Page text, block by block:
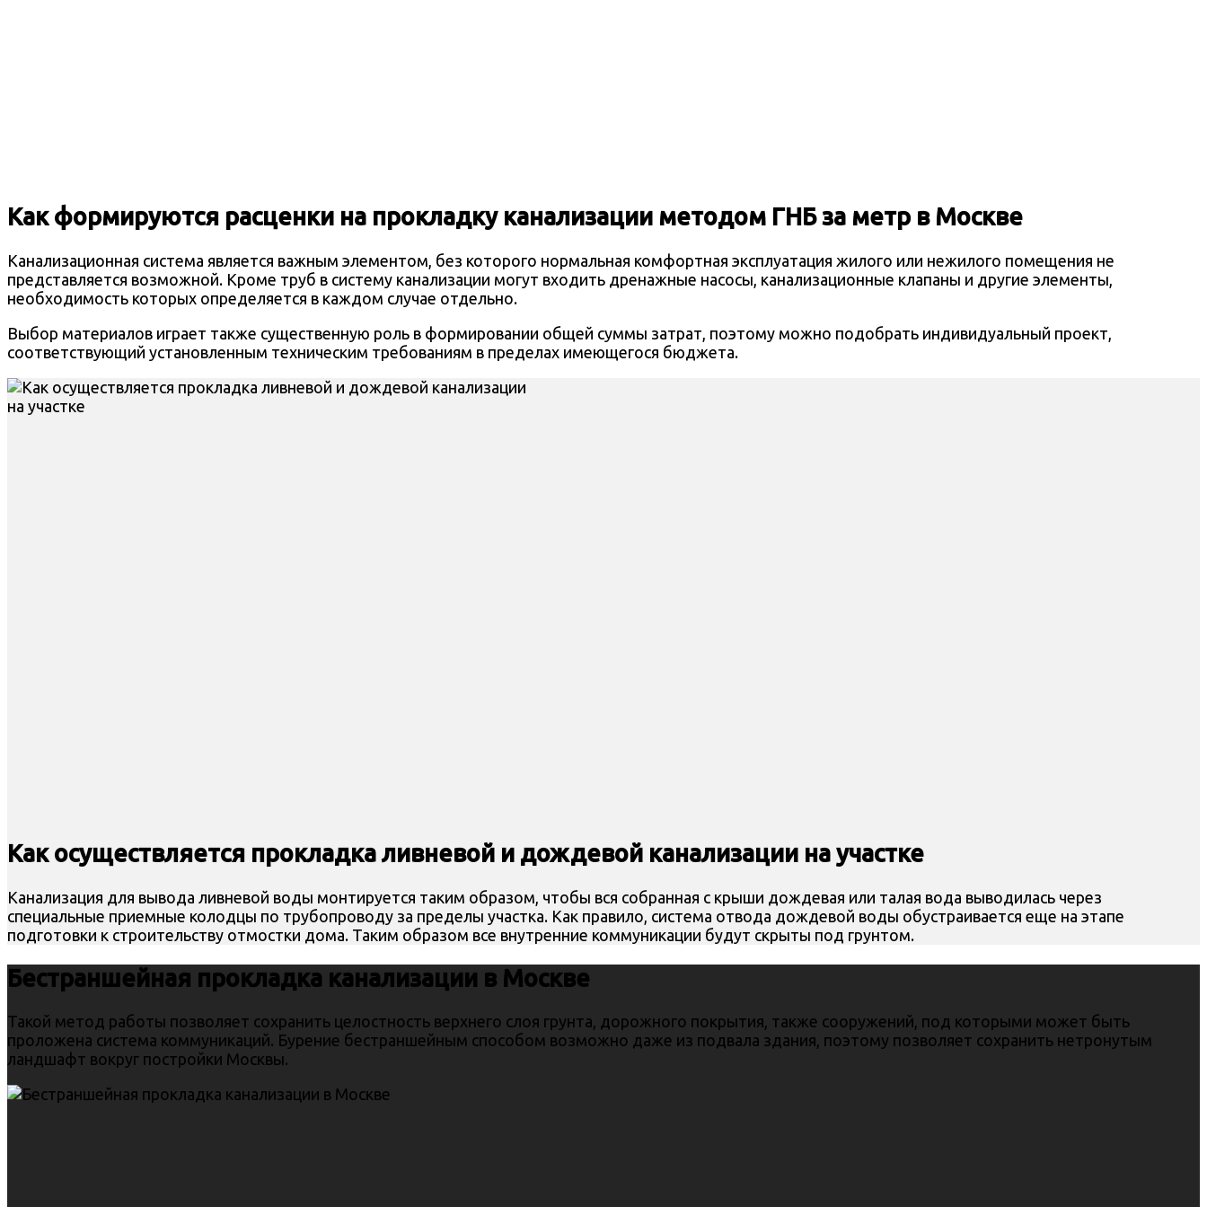
Как формируются расценки на прокладку канализации методом ГНБ за метр в Москве
Канализационная система является важным элементом, без которого нормальная комфортная эксплуатация жилого или нежилого помещения не
представляется возможной. Кроме труб в систему канализации могут входить дренажные насосы, канализационные клапаны и другие элементы,
необходимость которых определяется в каждом случае отдельно.
Выбор материалов играет также существенную роль в формировании общей суммы затрат, поэтому можно подобрать индивидуальный проект,
соответствующий установленным техническим требованиям в пределах имеющегося бюджета.
Как осуществляется прокладка ливневой и дождевой канализации на участке
Канализация для вывода ливневой воды монтируется таким образом, чтобы вся собранная с крыши дождевая или талая вода выводилась через
специальные приемные колодцы по трубопроводу за пределы участка. Как правило, система отвода дождевой воды обустраивается еще на этапе
подготовки к строительству отмостки дома. Таким образом все внутренние коммуникации будут скрыты под грунтом.
Бестраншейная прокладка канализации в Москве
Такой метод работы позволяет сохранить целостность верхнего слоя грунта, дорожного покрытия, также сооружений, под которыми может быть
проложена система коммуникаций. Бурение бестраншейным способом возможно даже из подвала здания, поэтому позволяет сохранить нетронутым
ландшафт вокруг постройки Москвы.